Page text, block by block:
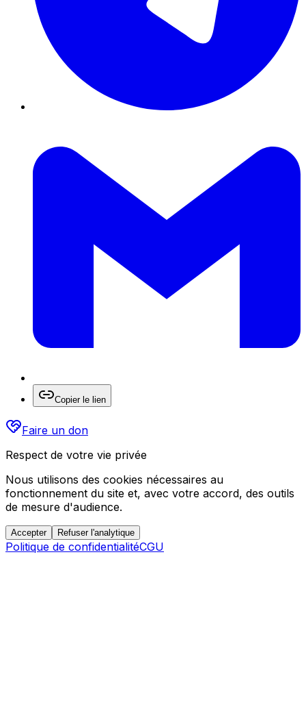
Copier le lien
Faire un don
Respect de votre vie privée
Nous utilisons des cookies nécessaires au
fonctionnement du site et, avec votre accord, des outils
de mesure d'audience.
Accepter Refuser l'analytique
Politique de confidentialitéCGU